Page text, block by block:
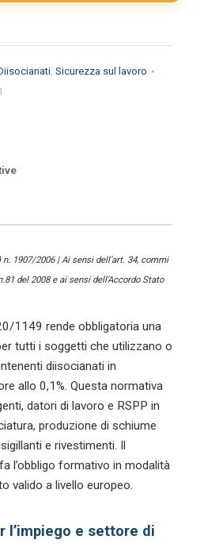
, Sicurezza sul lavoro
1907/2006 | Ai sensi dell’art. 34, commi
del 2008 e ai sensi dell’Accordo Stato
1149 rende obbligatoria una
tutti i soggetti che utilizzano o
diisocianati in
allo 0,1%. Questa normativa
datori di lavoro e RSPP in
produzione di schiume
e rivestimenti. Il
l’obbligo formativo in modalità
valido a livello europeo.
l’impiego e settore di